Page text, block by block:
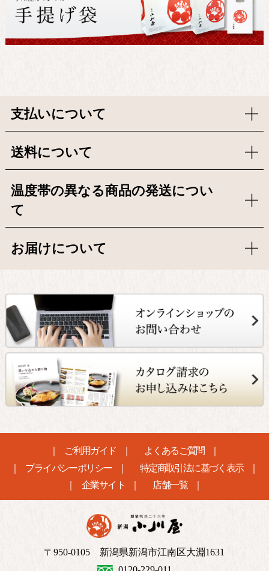
支払いについて
送料について
温度帯の異なる商品の発送につい
て
お届けについて
ご利用ガイド
よくあるご質問
プライバシーポリシー
特定商取引法に基づく表示
企業サイト
店舗一覧
〒950-0105 新潟県新潟市江南区大淵1631